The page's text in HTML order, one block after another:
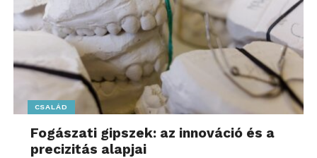
CSALÁD
Fogászati gipszek: az innováció és a
precizitás alapjai